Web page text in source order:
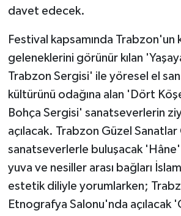
davet edecek.
Festival kapsamında Trabzon'un
geleneklerini görünür kılan
Trabzon Sergisi' ile yöresel el
kültürünü odağına alan 'Dört
Bohça Sergisi' sanatseverlerin
açılacak. Trabzon Güzel
sanatseverlerle buluşacak
yuva ve nesiller arası bağları
estetik diliyle yorumlarken;
Etnografya Salonu'nda açılacak